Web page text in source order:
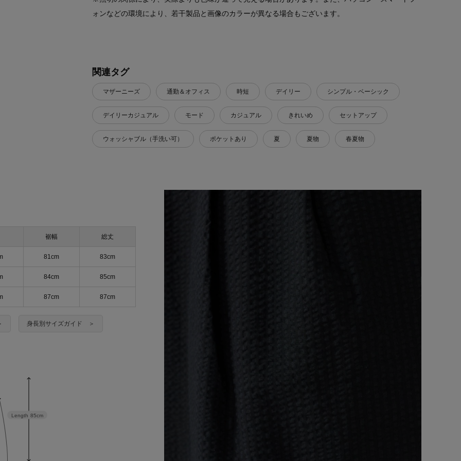
ォンなどの環境により、若干製品と画像のカラーが異なる場合もございます。
関連タグ
マザーニーズ 通勤＆オフィス 時短 デイリー シンプル・ベーシック
デイリーカジュアル モード カジュアル きれいめ セットアップ
ウォッシャブル（手洗い可） ポケットあり 夏 夏物 春夏物
裾幅 総丈
81cm 83cm
84cm 85cm
87cm 87cm
身長別サイズガイド ＞
Length 85cm